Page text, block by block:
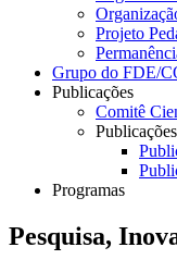
Projeto
Grupo do FDE/
Publicações
Comitê
Publicações
Programas
Pesquisa,